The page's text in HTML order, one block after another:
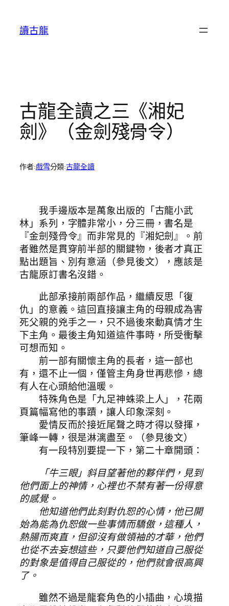
讀古龍
古龍全讀之三《湘妃
劍》（金劍殘骨令）
作者:戲雪分類:古龍全讀
我手邊版本是萬象出版的「古龍小武
林」系列，字體非常小，分三冊，書名是
『金劍殘骨令』而非常見的『湘妃劍』。前
者雖然是貫穿前半部的關鍵物，後者才真正
點出題旨、別有意涵（參見後文），應該是
古龍原訂書名沒錯。
此部承接前兩部作品，繼續反思「復
仇」的意義。這回直接讓主角的母親成為害
死父親的兇手之一，只不過後來動真情才生
下主角。最後主角知道這件事時，所受衝擊
可想而知。
前一部有關懷主角的長者，這一部也
有，還不止一個，僅管主角身世再悲慘，總
有人在心頭給他溫暖。
特殊角色是「九足神蛛梁上人」，花兩
頁篇幅寫他的事蹟，讓人印象深刻。
愛情反而於接近尾聲之時才得以發揮，
筆峰一轉，很是淋漓盡至。（參見後文）
有一段特別要提一下，第二十章開頭：
「牛三眼」斜目望著他的夥伴們，見到
他們面上的神情，心裡也不禁有著一份得意
的感覺。
他知道他們此刻對仇恕的心情，他已開
始為能為仇恕做一些事情而驕傲，這種人，
熱腸而爽直，但卻沒有做領袖的才華，他們
也從不去妄想這些，只要他們知道自己服從
的對象是值得自己服從的，他們就會很高興
了。
雖然不過是龍套角色的小插曲，心境描